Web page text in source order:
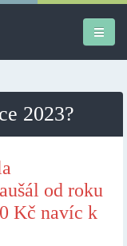
2023?
od roku
Kč navíc k